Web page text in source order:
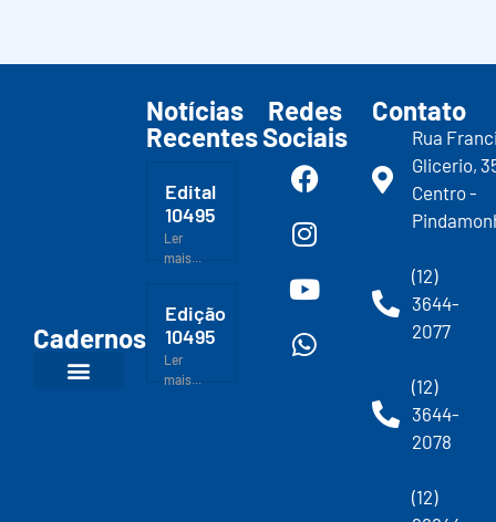
Cadernos
Notícias
Recentes
Edital
10495
Ler
mais...
Edição
10495
Ler
mais...
Redes
Sociais
Contato
Rua
Glicerio,
Centro -
(12)
3644-
2077
(12)
3644-
2078
(12)